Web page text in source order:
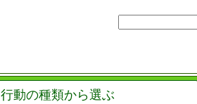
行動の種類から選ぶ